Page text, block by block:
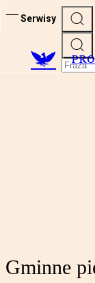
Serwisy
PRO
Gminne